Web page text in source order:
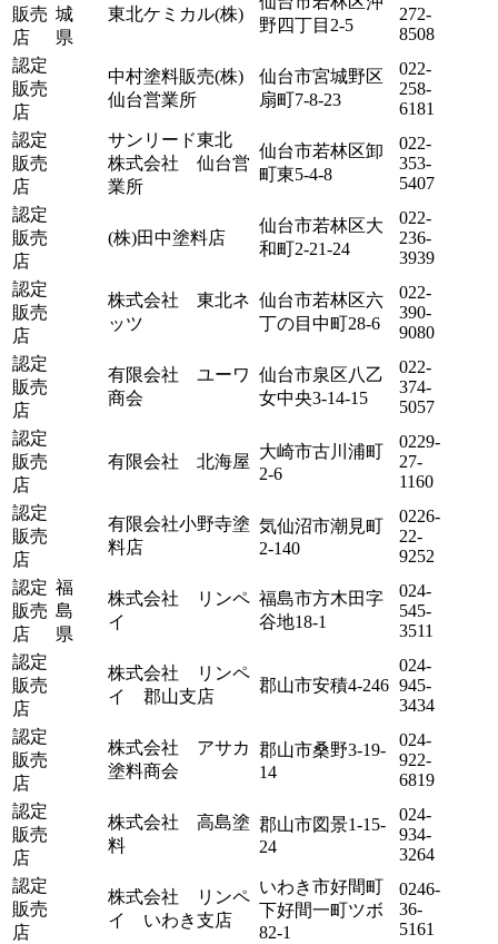
販売
店
城
県
東北ケミカル(株)
野四丁目2-5
272-
8508
認定
販売
店
中村塗料販売(株)
仙台営業所
仙台市宮城野区
扇町7-8-23
022-
258-
6181
認定
販売
店
サンリード東北
株式会社 仙台営
業所
仙台市若林区卸
町東5-4-8
022-
353-
5407
認定
販売
店
(株)田中塗料店
仙台市若林区大
和町2-21-24
022-
236-
3939
認定
販売
店
株式会社 東北ネ
ッツ
仙台市若林区六
丁の目中町28-6
022-
390-
9080
認定
販売
店
有限会社 ユーワ
商会
仙台市泉区八乙
女中央3-14-15
022-
374-
5057
認定
販売
店
有限会社 北海屋
大崎市古川浦町
2-6
0229-
27-
1160
認定
販売
店
有限会社小野寺塗
料店
気仙沼市潮見町
2-140
0226-
22-
9252
認定
販売
店
福
島
県
株式会社 リンペ
イ
福島市方木田字
谷地18-1
024-
545-
3511
認定
販売
店
株式会社 リンペ
イ 郡山支店
郡山市安積4-246
024-
945-
3434
認定
販売
店
株式会社 アサカ
塗料商会
郡山市桑野3-19-
14
024-
922-
6819
認定
販売
店
株式会社 高島塗
料
郡山市図景1-15-
24
024-
934-
3264
認定
販売
店
株式会社 リンペ
イ いわき支店
いわき市好間町
下好間一町ツボ
82-1
0246-
36-
5161